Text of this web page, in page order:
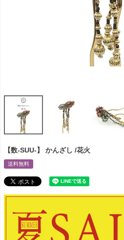
【数-SUU-】 かんざし /花火
送料無料